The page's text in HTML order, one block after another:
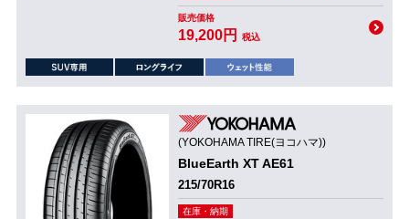
販売価格
19,200円 税込
(YOKOHAMA TIRE(ヨコハマ))
BlueEarth XT AE61
215/70R16
在庫・納期